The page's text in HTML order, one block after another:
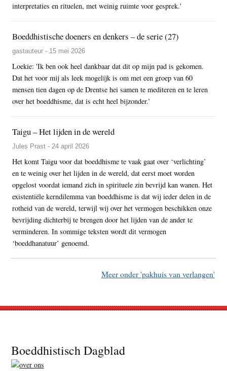
interpretaties en rituelen, met weinig ruimte voor gesprek.'
Boeddhistische doeners en denkers – de serie (27)
gastauteur - 15 mei 2026
Loekie: 'Ik ben ook heel dankbaar dat dit op mijn pad is gekomen.
Dat het voor mij als leek mogelijk is om met een groep van 60
mensen tien dagen op de Drentse hei samen te mediteren en te leren
over het boeddhisme, dat is echt heel bijzonder.’
Taigu – Het lijden in de wereld
Jules Prast - 24 april 2026
Het komt Taigu voor dat boeddhisme te vaak gaat over ‘verlichting’
en te weinig over het lijden in de wereld, dat eerst moet worden
opgelost voordat iemand zich in spirituele zin bevrijd kan wanen. Het
existentiële kerndilemma van boeddhisme is dat wij ieder delen in de
rotheid van de wereld, terwijl wij over het vermogen beschikken onze
bevrijding dichterbij te brengen door het lijden van de ander te
verminderen. In sommige teksten wordt dit vermogen
‘boeddhanatuur’ genoemd.
Meer onder 'pakhuis van verlangen'
Footer
Boeddhistisch Dagblad